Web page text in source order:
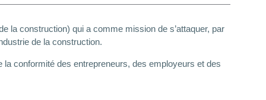
la construction) qui a comme mission de s’attaquer, par
de la construction.
conformité des entrepreneurs, des employeurs et des